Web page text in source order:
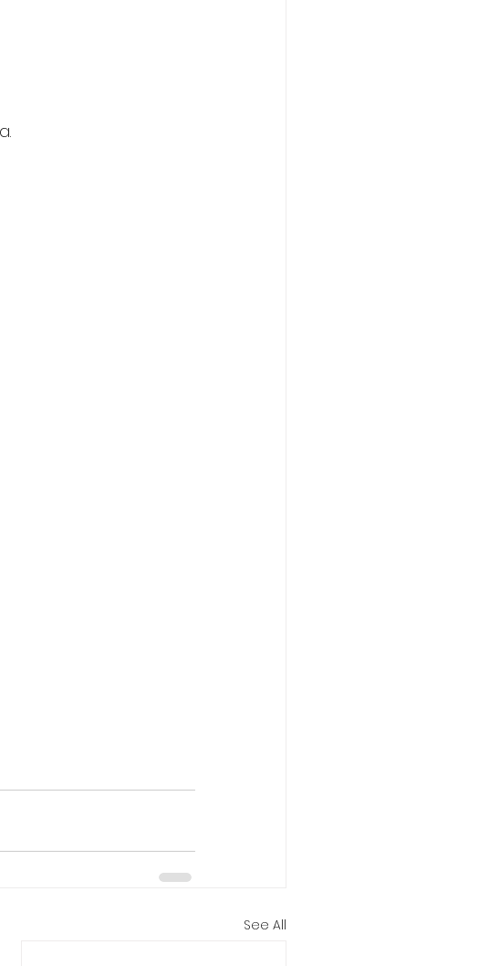
See All